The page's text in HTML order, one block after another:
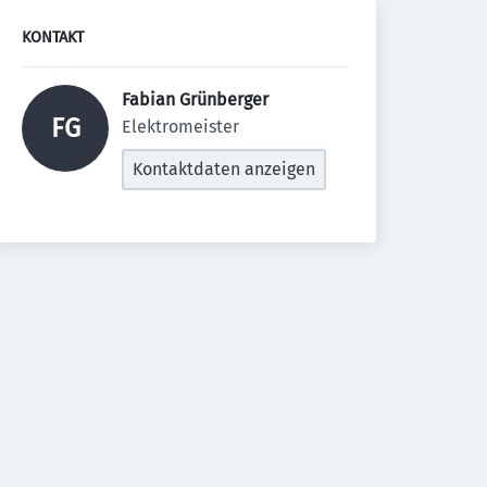
KONTAKT
FG
Fabian Grünberger
Elektromeister
Kontaktdaten anzeigen